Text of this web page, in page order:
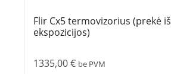
Flir Cx5 termovizorius (prekė iš
ekspozicijos)
1335,00€ be PVM